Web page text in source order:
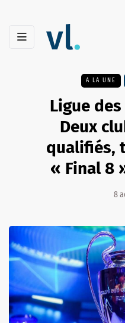
A LA UNE
Ligue
Deux
qualifiés,
« Final 8
8